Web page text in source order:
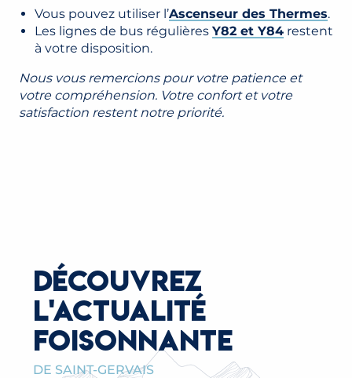
Vous pouvez utiliser l’Ascenseur des Thermes.
Les lignes de bus régulières Y82 et Y84 restent
à votre disposition.
Nous vous remercions pour votre patience et
votre compréhension. Votre confort et votre
satisfaction restent notre priorité.
DÉCOUVREZ
L'ACTUALITÉ
FOISONNANTE
DE SAINT-GERVAIS